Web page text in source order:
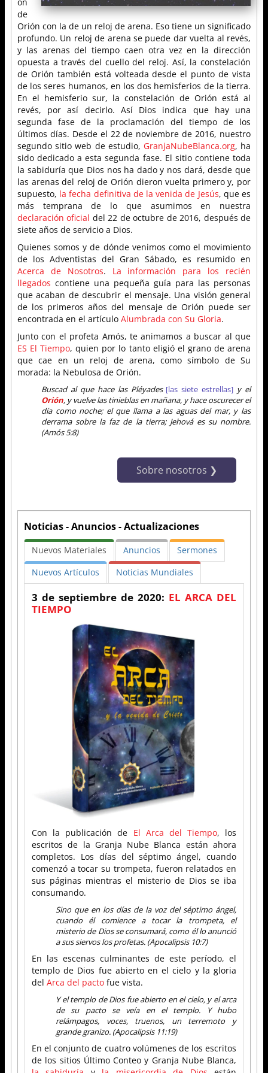
de
Orión con la de un reloj de arena. Eso tiene un significado
profundo. Un reloj de arena se puede dar vuelta al revés,
y las arenas del tiempo caen otra vez en la dirección
opuesta a través del cuello del reloj. Así, la constelación
de Orión también está volteada desde el punto de vista
de los seres humanos, en los dos hemisferios de la tierra.
En el hemisferio sur, la constelación de Orión está al
revés, por así decirlo. Así Dios indica que hay una
segunda fase de la proclamación del tiempo de los
últimos días. Desde el 22 de noviembre de 2016, nuestro
segundo sitio web de estudio, GranjaNubeBlanca.org, ha
sido dedicado a esta segunda fase. El sitio contiene toda
la sabiduría que Dios nos ha dado y nos dará, desde que
las arenas del reloj de Orión dieron vuelta primero y, por
supuesto, la fecha definitiva de la venida de Jesús, que es
más temprana de lo que asumimos en nuestra
declaración oficial del 22 de octubre de 2016, después de
siete años de servicio a Dios.
Quienes somos y de dónde venimos como el movimiento
de los Adventistas del Gran Sábado, es resumido en
Acerca de Nosotros. La información para los recién
llegados contiene una pequeña guía para las personas
que acaban de descubrir el mensaje. Una visión general
de los primeros años del mensaje de Orión puede ser
encontrada en el artículo Alumbrada con Su Gloria.
Junto con el profeta Amós, te animamos a buscar al que
ES El Tiempo, quien por lo tanto eligió el grano de arena
que cae en un reloj de arena, como símbolo de Su
morada: la Nebulosa de Orión.
Buscad al que hace las Pléyades [las siete estrellas] y el
Orión, y vuelve las tinieblas en mañana, y hace oscurecer el
día como noche; el que llama a las aguas del mar, y las
derrama sobre la faz de la tierra; Jehová es su nombre.
(Amós 5:8)
Sobre nosotros
Noticias - Anuncios - Actualizaciones
Nuevos Materiales Anuncios
Sermones
Nuevos Artículos
Noticias Mundiales
3 de septiembre de 2020: EL ARCA DEL
TIEMPO
Con la publicación de El Arca del Tiempo, los
escritos de la Granja Nube Blanca están ahora
completos. Los días del séptimo ángel, cuando
comenzó a tocar su trompeta, fueron relatados en
sus páginas mientras el misterio de Dios se iba
consumando.
Sino que en los días de la voz del séptimo ángel,
cuando él comience a tocar la trompeta, el
misterio de Dios se consumará, como él lo anunció
a sus siervos los profetas. (Apocalipsis 10:7)
En las escenas culminantes de este período, el
templo de Dios fue abierto en el cielo y la gloria
del Arca del pacto fue vista.
Y el templo de Dios fue abierto en el cielo, y el arca
de su pacto se veía en el templo. Y hubo
relámpagos, voces, truenos, un terremoto y
grande granizo. (Apocalipsis 11:19)
En el conjunto de cuatro volúmenes de los escritos
de los sitios Último Conteo y Granja Nube Blanca,